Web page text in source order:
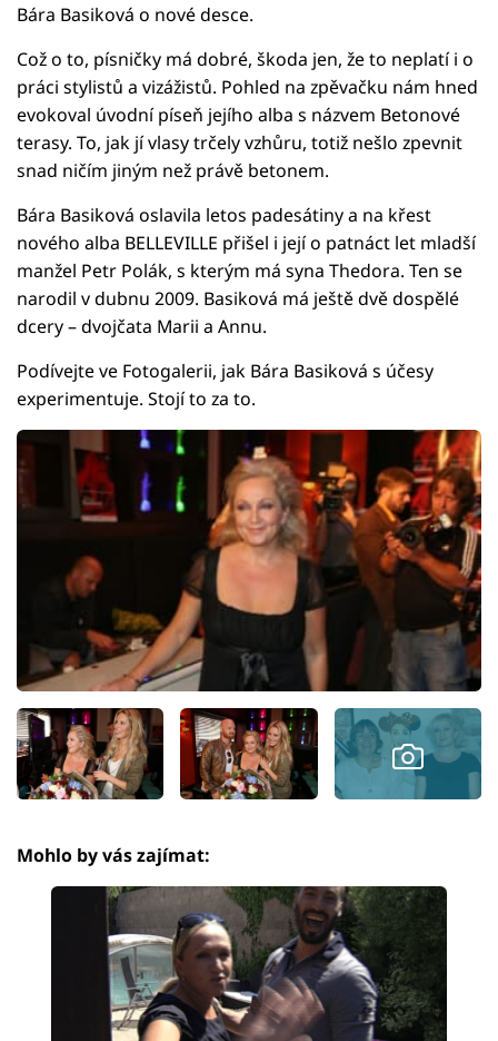
Bára Basiková o nové desce.
Což o to, písničky má dobré, škoda jen, že to neplatí i o
práci stylistů a vizážistů. Pohled na zpěvačku nám hned
evokoval úvodní píseň jejího alba s názvem Betonové
terasy. To, jak jí vlasy trčely vzhůru, totiž nešlo zpevnit
snad ničím jiným než právě betonem.
Bára Basiková oslavila letos padesátiny a na křest
nového alba BELLEVILLE přišel i její o patnáct let mladší
manžel Petr Polák, s kterým má syna Thedora. Ten se
narodil v dubnu 2009. Basiková má ještě dvě dospělé
dcery – dvojčata Marii a Annu.
Podívejte ve Fotogalerii, jak Bára Basiková s účesy
experimentuje. Stojí to za to.
Mohlo by vás zajímat: